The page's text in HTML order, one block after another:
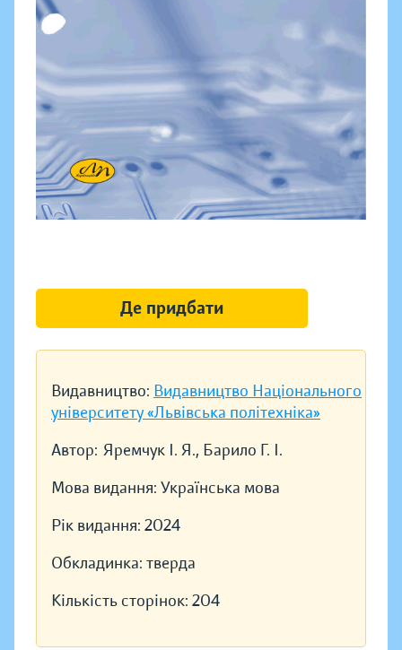
Видавництво: Видавництво Національного
університету «Львівська політехніка»
Автор: Яремчук І. Я., Барило Г. І.
Мова видання: Українська мова
Рік видання: 2024
Обкладинка: тверда
Кількість сторінок: 204
Де придбати